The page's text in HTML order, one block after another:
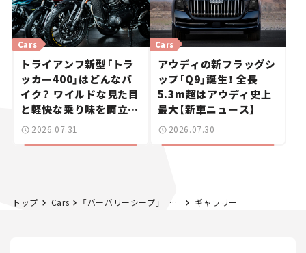
トライアンフ新型「トラ
ッカー400」はどんなバ
イク？ ワイルドな見た目
と軽快な乗り味を両立し
た400ccフラットトラッ
Cars
2026.07.31
アウディの新フラッグシ
ップ「Q9」誕生！ 全長
5.3m超はアウディ史上
最大【新車ニュース】
Cars
2026.07.30
トップ Cars 「バーバリーシープ」｜第37回アニマル”しっかり”みるみる ギャラリー